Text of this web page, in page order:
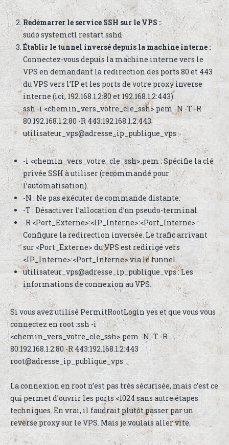
Redémarrer le service SSH sur le VPS :
sudo systemctl restart sshd
Établir le tunnel inversé depuis la machine interne :
Connectez-vous depuis la machine interne vers le
VPS en demandant la redirection des ports 80 et 443
du VPS vers l’IP et les ports de votre proxy inverse
interne (ici, 192.168.1.2:80 et 192.168.1.2:443).
ssh -i <chemin_vers_votre_cle_ssh>.pem -N -T -R
80:192.168.1.2:80 -R 443:192.168.1.2:443
utilisateur_vps@adresse_ip_publique_vps
-i <chemin_vers_votre_cle_ssh>.pem : Spécifie la clé
privée SSH à utiliser (recommandé pour
l’automatisation).
-N : Ne pas exécuter de commande distante.
-T : Désactiver l’allocation d’un pseudo-terminal.
-R <Port_Externe>:<IP_Interne>:<Port_Interne> :
Configure la redirection inversée. Le trafic arrivant
sur <Port_Externe> du VPS est redirigé vers
<IP_Interne>:<Port_Interne> via le tunnel.
utilisateur_vps@adresse_ip_publique_vps : Les
informations de connexion au VPS.
Si vous avez utilisé PermitRootLogin yes et que vous vous
connectez en root :ssh -i
<chemin_vers_votre_cle_ssh>.pem -N -T -R
80:192.168.1.2:80 -R 443:192.168.1.2:443
root@adresse_ip_publique_vps
La connexion en root n’est pas très sécurisée, mais c’est ce
qui permet d’ouvrir les ports <1024 sans autre étapes
techniques. En vrai, il faudrait plutôt passer par un
reverse proxy sur le VPS. Mais je voulais aller vite.